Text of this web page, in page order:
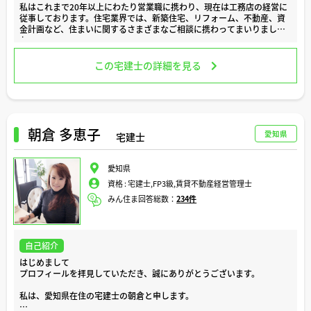
私はこれまで20年以上にわたり営業職に携わり、現在は工務店の経営に
従事しております。住宅業界では、新築住宅、リフォーム、不動産、資
金計画など、住まいに関するさまざまなご相談に携わってまいりまし
た。
住まいは、人生の中でも特に大きな決断のひとつです。家を建てる、購
入する、リフォームするという出来事は、単なる建物の話ではなく、ご
家族の未来や暮らし方に深く関わる大切な節目だと考えています。
また、宅地建物取引士、二級建築士、施工管理技士の資格を活かし、営
業担当としてだけでなく、専門的な視点からもアドバイスを行っており
ます。
「何から相談したらいいか分からない」
「こんなことを聞いても大丈夫かな」
そんな内容でも構いません。住まいに関することはもちろん、住宅ロー
ンやリフォーム、不動産売買についてもお気軽にご相談ください。
皆さまとの素敵なご縁を楽しみにしております。
どうぞよろしくお願いいたします。
この宅建士の詳細を見る
朝倉 多恵子 宅建士 愛知県
愛知県
資格 :宅建士,FP3級,賃貸不動産経営管理士
みん住ま回答総数：234件
自己紹介
はじめまして
プロフィールを拝見していただき、誠にありがとうございます。
私は、愛知県在住の宅建士の朝倉と申します。